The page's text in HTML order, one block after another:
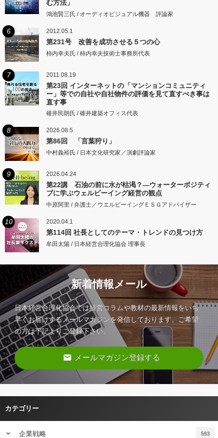
む方法」
鴻池賢三氏 / オーディオビジュアル機器 評論家
6 2012.05.1
第231号 改善を成功させる５つの心
柿内幸夫氏 / 柿内幸夫技術士事務所代表
7 2011.08.19
第23回 インターネットの「マンションコミュニティ
ー」等での自社や自社物件の評価を見て直すべき事は
直す事
碓井民朗氏 / 碓井建築オフィス代表
8 2026.08.5
第86回 「言葉狩り」
中村義裕氏 / 日本文化研究家／演劇評論家
9 2026.04.24
第22講 石油の前に水が枯渇？―ウォーターポジティ
ブに学ぶウェルビーイング経営の観点
中原阿里 / 弁護士／ウエルビーイングＥＳＧアドバイザー
10 2020.04.1
第114回 社長としてのテーマ・トレンドの見つけ方
牟田太陽 / 日本経営合理化協会 理事長
新着情報メール
日本経営合理化協会では経営コラムや教材の最新情報をいち
早くお届けするメールマガジンを発信しております。ご希望
の方は下記よりご登録下さい。
email メールマガジン登録する
カテゴリー
keyboard_arrow_down 企業戦略 593